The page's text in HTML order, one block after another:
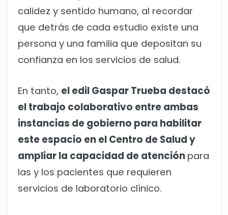
calidez y sentido humano, al recordar
que detrás de cada estudio existe una
persona y una familia que depositan su
confianza en los servicios de salud.
En tanto, el edil Gaspar Trueba destacó
el trabajo colaborativo entre ambas
instancias de gobierno para habilitar
este espacio en el Centro de Salud y
ampliar la capacidad de atención para
las y los pacientes que requieren
servicios de laboratorio clínico.